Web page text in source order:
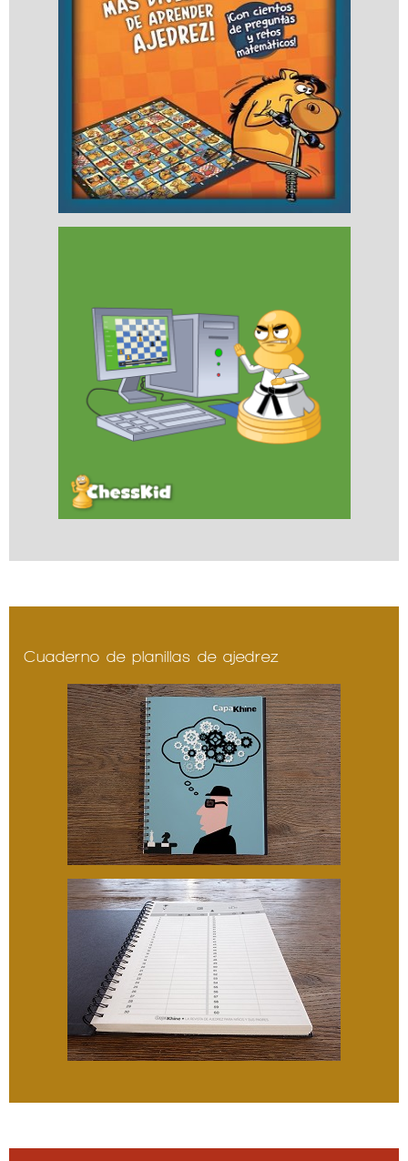
Cuaderno de planillas de ajedrez